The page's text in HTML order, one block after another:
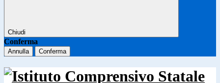
Chiudi
Conferma
Annulla Conferma